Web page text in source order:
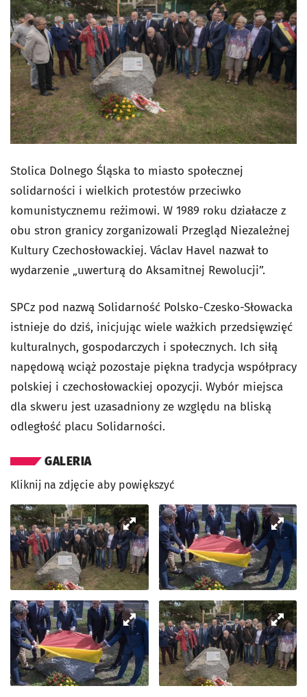
Stolica Dolnego Śląska to miasto społecznej
solidarności i wielkich protestów przeciwko
komunistycznemu reżimowi. W 1989 roku działacze z
obu stron granicy zorganizowali Przegląd Niezależnej
Kultury Czechosłowackiej. Václav Havel nazwał to
wydarzenie „uwerturą do Aksamitnej Rewolucji”.
SPCz pod nazwą Solidarność Polsko-Czesko-Słowacka
istnieje do dziś, inicjując wiele ważkich przedsięwzięć
kulturalnych, gospodarczych i społecznych. Ich siłą
napędową wciąż pozostaje piękna tradycja współpracy
polskiej i czechosłowackiej opozycji. Wybór miejsca
dla skweru jest uzasadniony ze względu na bliską
odległość placu Solidarności.
GALERIA
Kliknij na zdjęcie aby powiększyć